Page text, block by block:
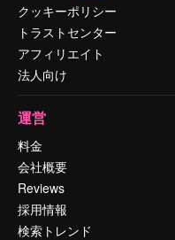
クッキーポリシー
トラストセンター
アフィリエイト
法人向け
運営
料金
会社概要
Reviews
採用情報
検索トレンド